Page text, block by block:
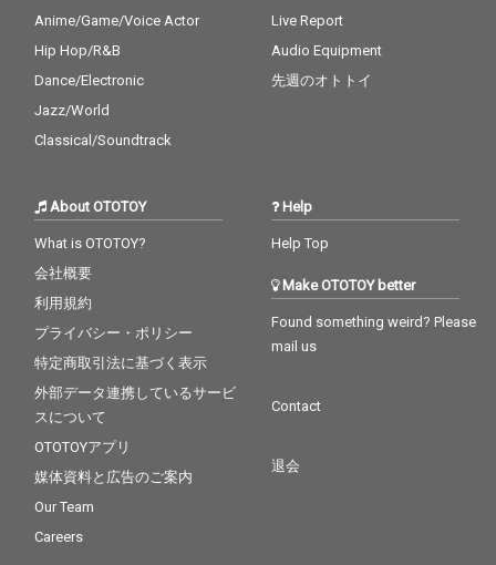
Anime/Game/Voice Actor
Hip Hop/R&B
Dance/Electronic
Jazz/World
Classical/Soundtrack
Live Report
Audio Equipment
先週のオトトイ
About OTOTOY
What is OTOTOY?
会社概要
利用規約
プライバシー・ポリシー
特定商取引法に基づく表示
外部データ連携しているサービ
スについて
OTOTOYアプリ
媒体資料と広告のご案内
Our Team
Careers
Help
Help Top
Make OTOTOY better
Found something weird? Please
mail us
Contact
退会